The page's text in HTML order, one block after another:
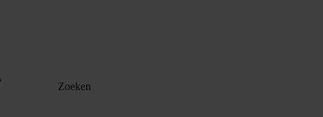
Zoeken